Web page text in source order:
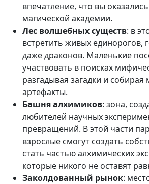
впечатление, что вы
магической академии.
Лес волшебных существ: в
встретить живых единорогов,
даже драконов. Маленькие
участвовать в поисках
разгадывая загадки и собирая
артефакты.
Башня алхимиков: зона,
любителей научных
превращений. В этой части
взрослые смогут создать
стать частью алхимических
которые никого не оставят
Заколдованный рынок: